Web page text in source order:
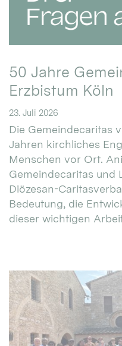
50 Jahre
Erzbistum Köln
23. Juli 2026
Die Gemeindecaritas
Jahren kirchliches
Menschen vor Ort.
Gemeindecaritas und
Diözesan-
Bedeutung, die
dieser wichtigen